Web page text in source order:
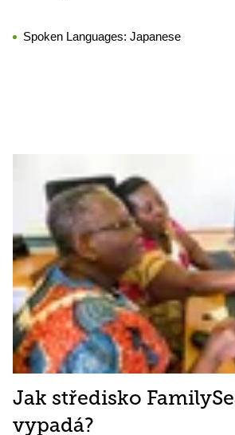
Spoken Languages: Japanese
Jak středisko
vypadá?